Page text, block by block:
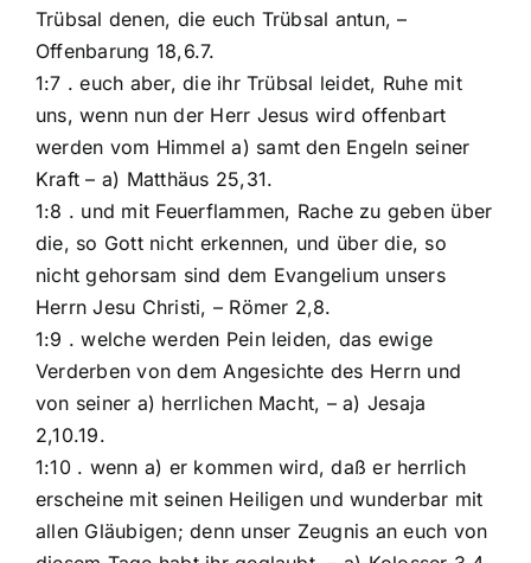
Trübsal denen, die euch Trübsal antun, –
Offenbarung 18,6.7.
1:7 . euch aber, die ihr Trübsal leidet, Ruhe mit
uns, wenn nun der Herr Jesus wird offenbart
werden vom Himmel a) samt den Engeln seiner
Kraft – a) Matthäus 25,31.
1:8 . und mit Feuerflammen, Rache zu geben über
die, so Gott nicht erkennen, und über die, so
nicht gehorsam sind dem Evangelium unsers
Herrn Jesu Christi, – Römer 2,8.
1:9 . welche werden Pein leiden, das ewige
Verderben von dem Angesichte des Herrn und
von seiner a) herrlichen Macht, – a) Jesaja
2,10.19.
1:10 . wenn a) er kommen wird, daß er herrlich
erscheine mit seinen Heiligen und wunderbar mit
allen Gläubigen; denn unser Zeugnis an euch von